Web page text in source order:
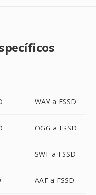
WAV a FSSD
OGG a FSSD
SWF a FSSD
AAF a FSSD